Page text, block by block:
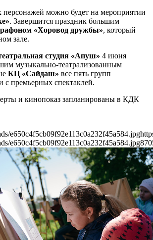
персонажей можно будет на мероприятии
. Завершится праздник большим
«Хоровод дружбы», который
зале.
студия «Апуш» 4 июня
музыкально-театрализованным
КЦ «Сайдаш» все пять групп
с премьерных спектаклей.
и кинопоказ запланированы в КДК
e650c4f5cb09f92e113c0a232f45a584.jpg
e650c4f5cb09f92e113c0a232f45a584.jpg870